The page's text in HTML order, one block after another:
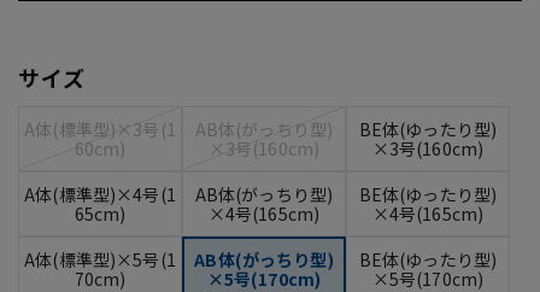
サイズ
A体(標準型)×3号(1
60cm)
AB体(がっちり型)
×3号(160cm)
BE体(ゆったり型)
×3号(160cm)
A体(標準型)×4号(1
65cm)
AB体(がっちり型)
×4号(165cm)
BE体(ゆったり型)
×4号(165cm)
A体(標準型)×5号(1
70cm)
AB体(がっちり型)
×5号(170cm)
BE体(ゆったり型)
×5号(170cm)